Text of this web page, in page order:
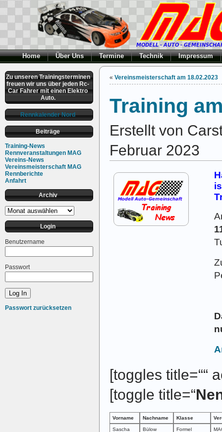
Home Über Uns Termine Technik Impressum
Zu unseren Trainingsterminen
freuen wir uns über jeden Rc-
Car Fahrer mit einen Elektro
Auto.
Rennkalender Nord
Beiträge
Training-News
Rennveranstaltungen MAG
Vereins-News
Vereinsmeisterschaft MAG
Rennberichte
Anfahrt
Archiv
Archiv
Login
Benutzername
Passwort
Passwort zurücksetzen
« Vereinsmeisterschaft am 18.02.2023
Training
Erstellt von
Februar 2023
[toggles title=““
[toggle title=“
Vorname Nachname Klasse
Sascha Bülow Formel